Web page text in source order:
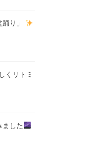
り」
くリトミ
ました